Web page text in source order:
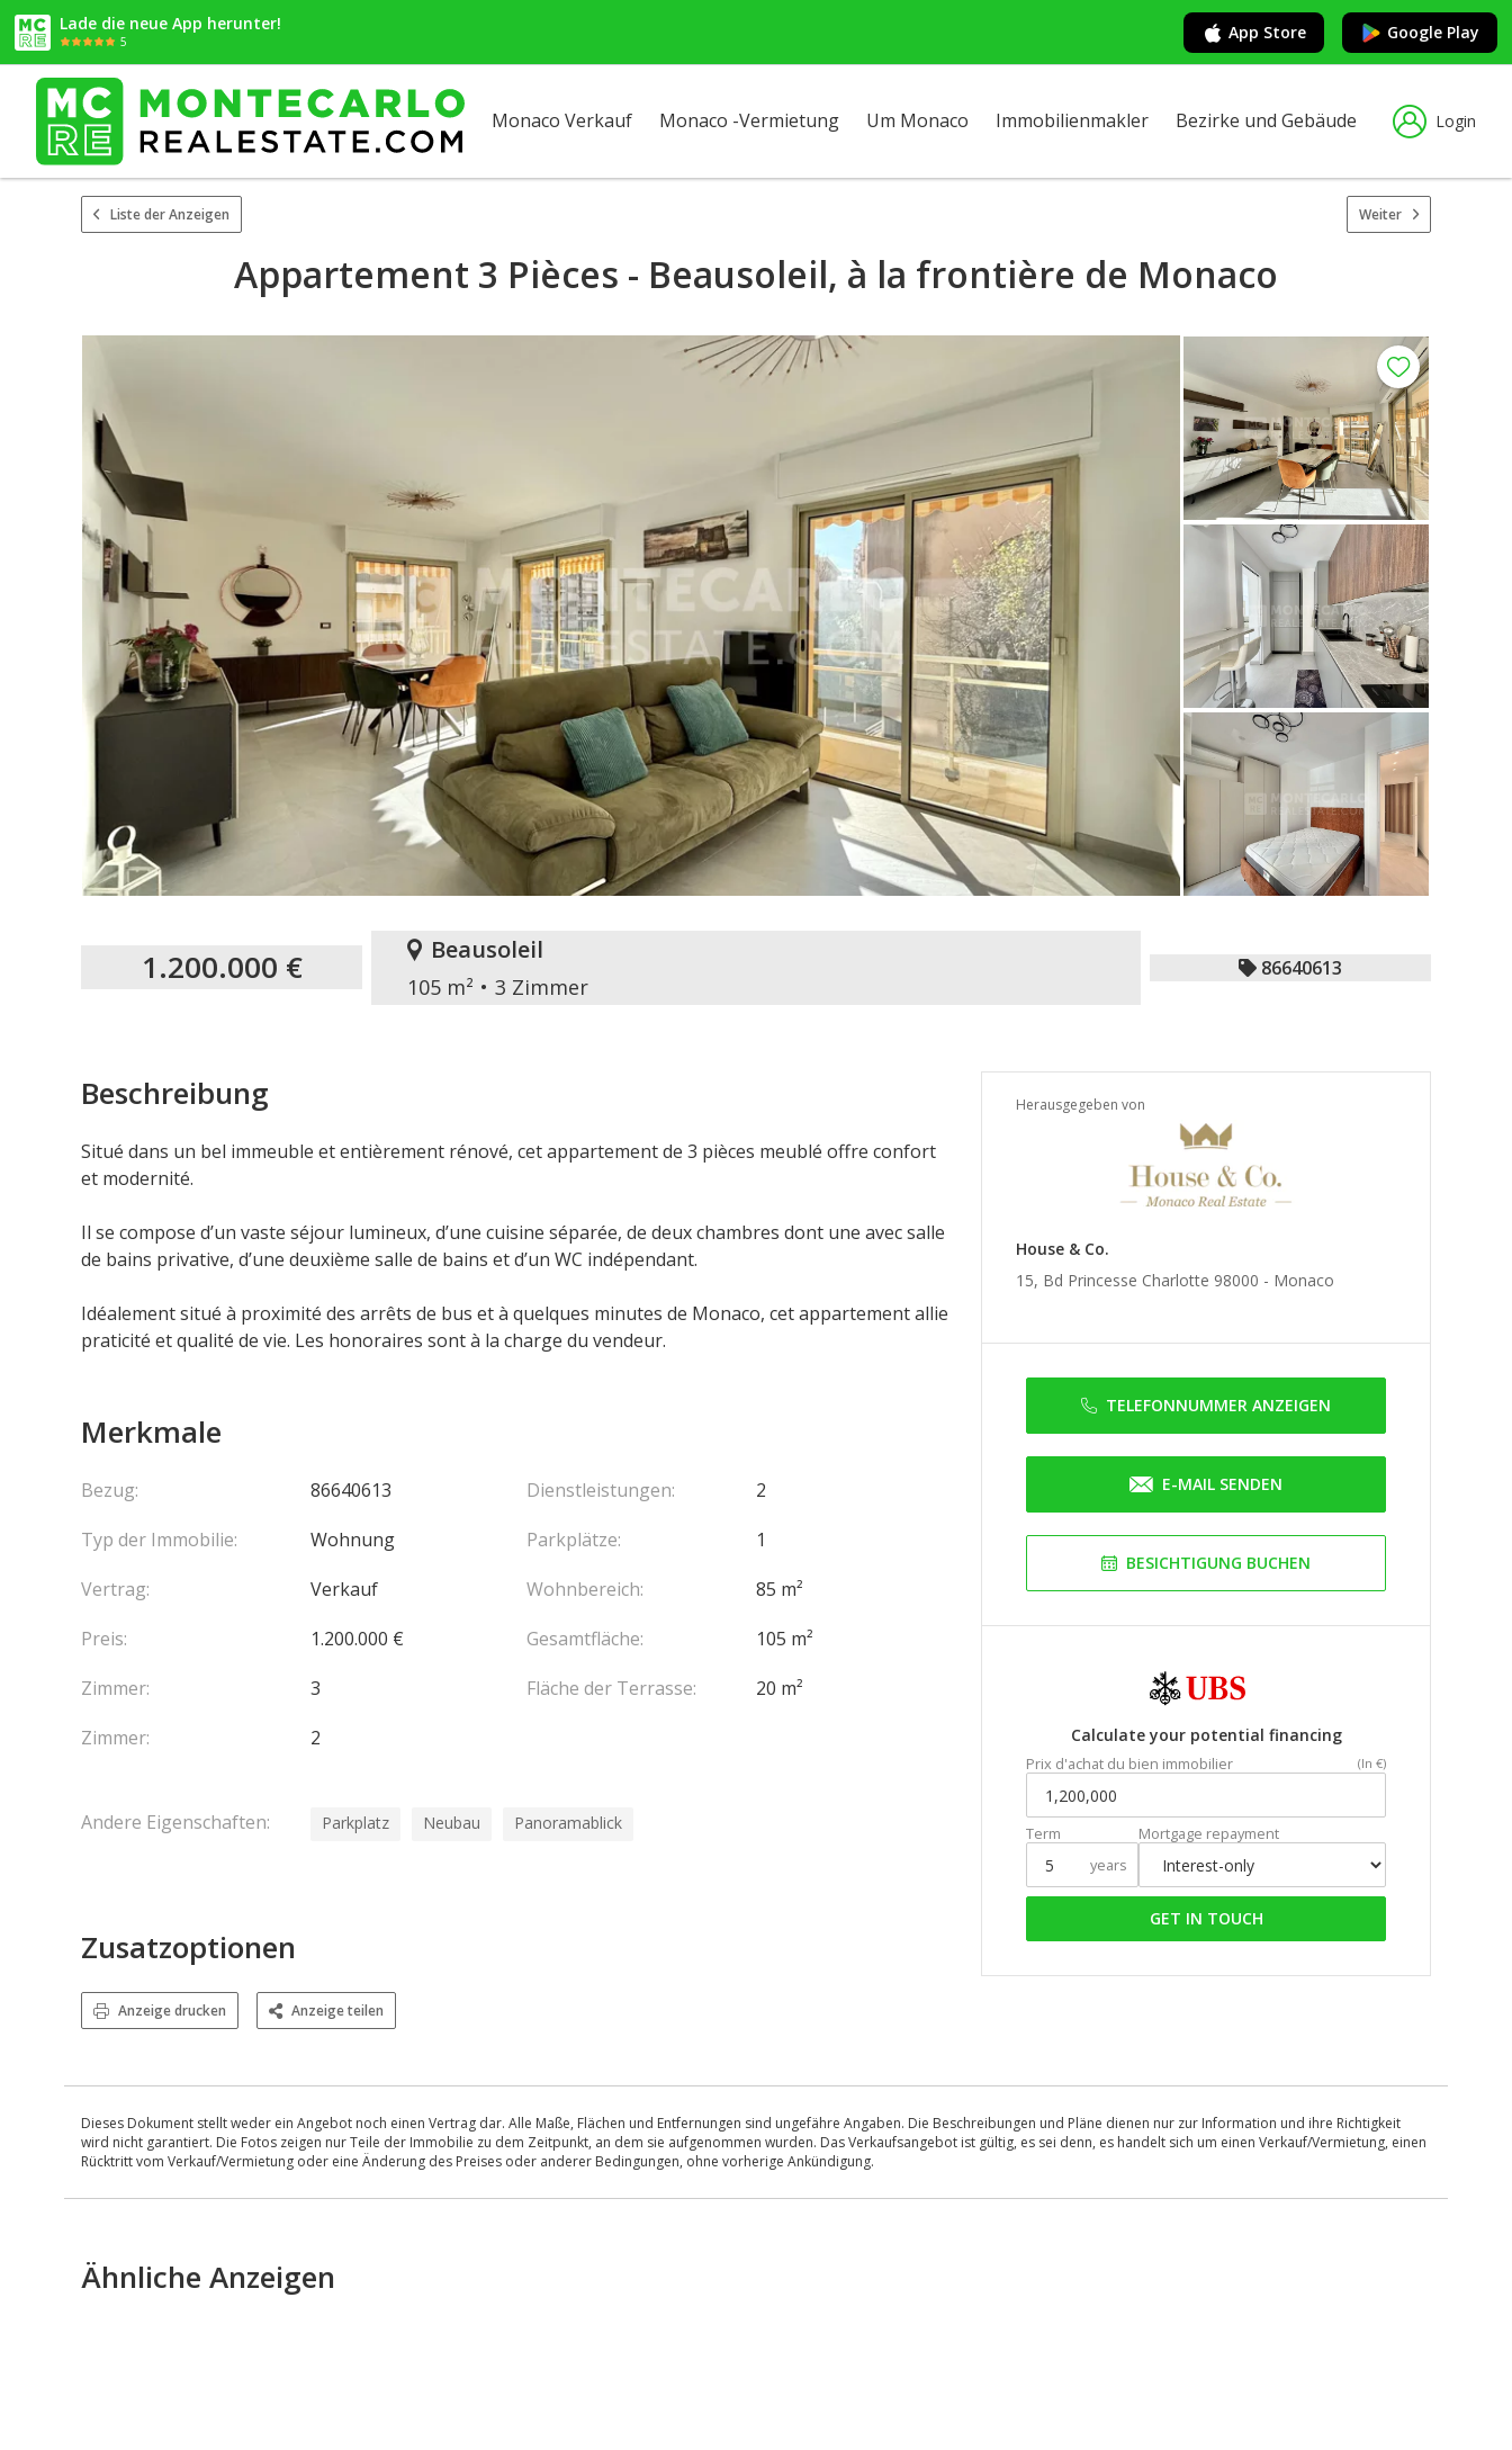
Lade die neue App herunter!
5 App Store Google Play
Monaco Verkauf Monaco -Vermietung Um Monaco Immobilienmakler Bezirke und Gebäude Login
Liste der Anzeigen Weiter
Appartement 3 Pièces - Beausoleil, à la frontière de Monaco
1.200.000 € Beausoleil
105 m² 3 Zimmer
86640613
Herausgegeben von
House & Co.
15, Bd Princesse Charlotte 98000 - Monaco
TELEFONNUMMER ANZEIGEN
E-MAIL SENDEN
BESICHTIGUNG BUCHEN
Calculate your potential financing
Prix d'achat du bien immobilier (In €)
Term
years
Mortgage repayment
GET IN TOUCH
Beschreibung
Situé dans un bel immeuble et entièrement rénové, cet appartement de 3 pièces meublé offre confort
et modernité.
Il se compose d’un vaste séjour lumineux, d’une cuisine séparée, de deux chambres dont une avec salle
de bains privative, d’une deuxième salle de bains et d’un WC indépendant.
Idéalement situé à proximité des arrêts de bus et à quelques minutes de Monaco, cet appartement allie
praticité et qualité de vie. Les honoraires sont à la charge du vendeur.
Merkmale
Bezug:
86640613
Typ der Immobilie:
Wohnung
Vertrag:
Verkauf
Preis:
1.200.000 €
Zimmer:
3
Zimmer:
2
Dienstleistungen:
2
Parkplätze:
1
Wohnbereich:
85 m²
Gesamtfläche:
105 m²
Fläche der Terrasse:
20 m²
Andere Eigenschaften: Parkplatz Neubau Panoramablick
Zusatzoptionen
Anzeige drucken Anzeige teilen
Dieses Dokument stellt weder ein Angebot noch einen Vertrag dar. Alle Maße, Flächen und Entfernungen sind ungefähre Angaben. Die Beschreibungen und Pläne dienen nur zur Information und ihre Richtigkeit
wird nicht garantiert. Die Fotos zeigen nur Teile der Immobilie zu dem Zeitpunkt, an dem sie aufgenommen wurden. Das Verkaufsangebot ist gültig, es sei denn, es handelt sich um einen Verkauf/Vermietung, einen
Rücktritt vom Verkauf/Vermietung oder eine Änderung des Preises oder anderer Bedingungen, ohne vorherige Ankündigung.
Ähnliche Anzeigen